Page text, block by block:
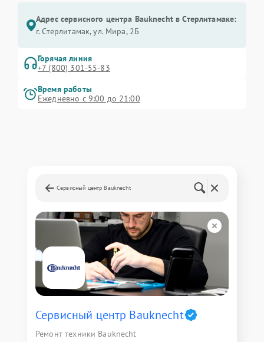
Адрес сервисного центра Bauknecht в Стерлитамаке:
г. Стерлитамак, ул. Мира, 2Б
Горячая линия
+7 (800) 301-55-83
Время работы
Ежедневно с 9:00 до 21:00
Сервисный центр Bauknecht
Сервисный центр Bauknecht
Ремонт техники Bauknecht